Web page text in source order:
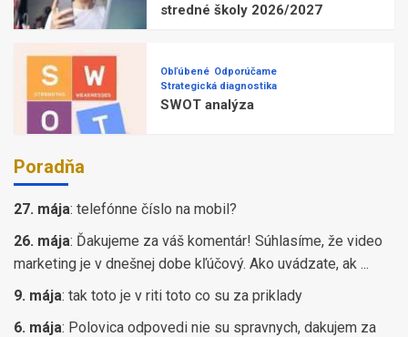
stredné školy 2026/2027
Obľúbené Odporúčame
Strategická diagnostika
SWOT analýza
Poradňa
27. mája: telefónne číslo na mobil?
26. mája: Ďakujeme za váš komentár! Súhlasíme, že video
marketing je v dnešnej dobe kľúčový. Ako uvádzate, ak ...
9. mája: tak toto je v riti toto co su za priklady
6. mája: Polovica odpovedi nie su spravnych, dakujem za